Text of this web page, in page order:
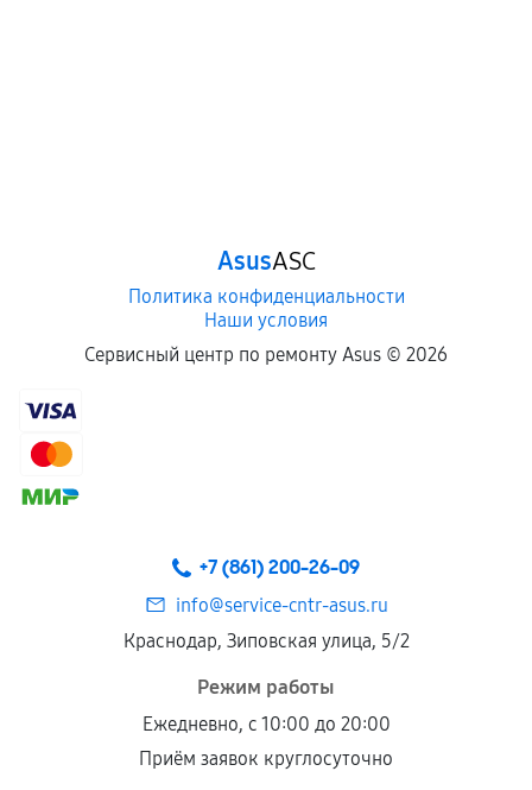
AsusASC
Политика конфиденциальности
Наши условия
Сервисный центр по ремонту Asus © 2026
+7 (861) 200-26-09
info@service-cntr-asus.ru
Краснодар, Зиповская улица, 5/2
Режим работы
Ежедневно, с 10:00 до 20:00
Приём заявок круглосуточно